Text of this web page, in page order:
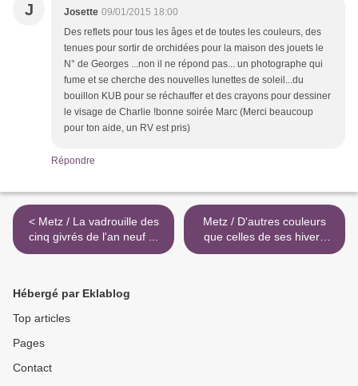
J Josette 09/01/2015 18:00
Des reflets pour tous les âges et de toutes les couleurs, des
tenues pour sortir de orchidées pour la maison des jouets le
N° de Georges ...non il ne répond pas... un photographe qui
fume et se cherche des nouvelles lunettes de soleil...du
bouillon KUB pour se réchauffer et des crayons pour dessiner
le visage de Charlie !bonne soirée Marc (Merci beaucoup
pour ton aide, un RV est pris)
Répondre
< Metz / La vadrouille des
cinq givrés de l'an neuf ...
Metz / D'autres couleurs
que celles de ses hivers
lorrains... >
Hébergé par Eklablog
Top articles
Pages
Contact